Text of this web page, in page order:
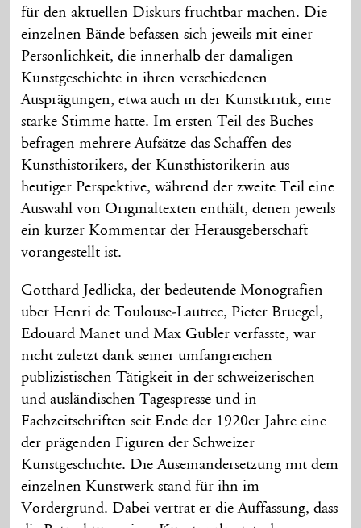
für den aktuellen Diskurs fruchtbar machen. Die
einzelnen Bände befassen sich jeweils mit einer
Persönlichkeit, die innerhalb der damaligen
Kunstgeschichte in ihren verschiedenen
Ausprägungen, etwa auch in der Kunstkritik, eine
starke Stimme hatte. Im ersten Teil des Buches
befragen mehrere Aufsätze das Schaffen des
Kunsthistorikers, der Kunsthistorikerin aus
heutiger Perspektive, während der zweite Teil eine
Auswahl von Originaltexten enthält, denen jeweils
ein kurzer Kommentar der Herausgeberschaft
vorangestellt ist.
Gotthard Jedlicka, der bedeutende Monografien
über Henri de Toulouse-Lautrec, Pieter Bruegel,
Edouard Manet und Max Gubler verfasste, war
nicht zuletzt dank seiner umfangreichen
publizistischen Tätigkeit in der schweizerischen
und ausländischen Tagespresse und in
Fachzeitschriften seit Ende der 1920er Jahre eine
der prägenden Figuren der Schweizer
Kunstgeschichte. Die Auseinandersetzung mit dem
einzelnen Kunstwerk stand für ihn im
Vordergrund. Dabei vertrat er die Auffassung, dass